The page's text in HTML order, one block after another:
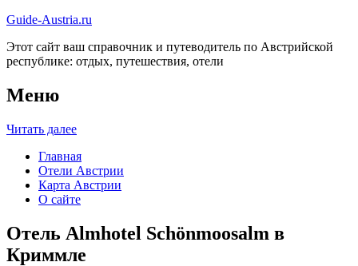
Guide-Austria.ru
Этот сайт ваш справочник и путеводитель по Австрийской
республике: отдых, путешествия, отели
Меню
Читать далее
Главная
Отели Австрии
Карта Австрии
О сайте
Отель Almhotel Schönmoosalm в
Криммле